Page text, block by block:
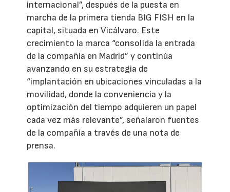
internacional”, después de la puesta en
marcha de la primera tienda BIG FISH en la
capital, situada en Vicálvaro. Este
crecimiento la marca “consolida la entrada
de la compañía en Madrid” y continúa
avanzando en su estrategia de
“implantación en ubicaciones vinculadas a la
movilidad, donde la conveniencia y la
optimización del tiempo adquieren un papel
cada vez más relevante”, señalaron fuentes
de la compañía a través de una nota de
prensa.